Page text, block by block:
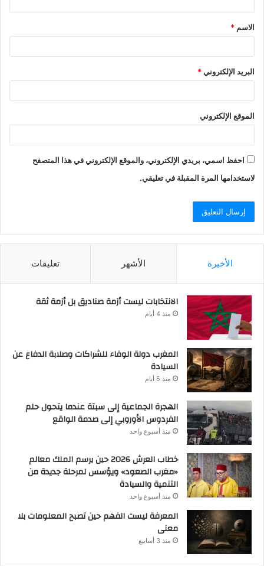
الاسم *
البريد الإلكتروني*
الموقع الإلكتروني
احفظ اسمي، بريدي الإلكتروني، والموقع الإلكتروني في هذا المتصفح
لاستخدامها المرة المقبلة في تعليقي.
الأخيرة الأشهر تعليقات
الانتخابات ليست أزمة صناديق بل أزمة ثقة
منذ 4 أيام
المغرب دولة الوفاء للشراكات وصلابة الدفاع عن
السيادة
منذ 5 أيام
الهجرة الجماعية إلى سبتة عندما يتحول حلم
الفردوس الأوروبي إلى صدمة الواقع
منذ أسبوع واحد
خطاب العرش 2026 حين يرسم الملك معالم
«مغرب الصعود» ويؤسس لمرحلة جديدة من
التنمية والسيادة
منذ أسبوع واحد
المعرفة ليست الفهم حين تصبح المعلومات بلا
معنى
منذ 3 أسابيع